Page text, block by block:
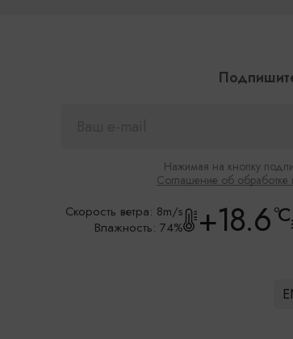
Нажимая на кнопку
Соглашение об
Скорость ветра: 8m/s
Влажность: 74%
+18.6°C